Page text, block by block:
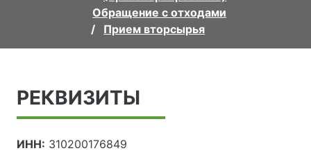
Обращение с отходами
Прием вторсырья
РЕКВИЗИТЫ
ИНН: 310200176849